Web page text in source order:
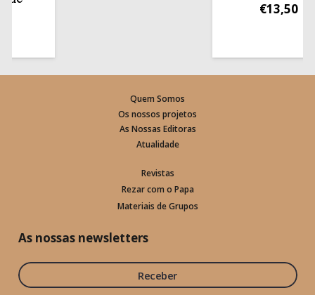
13,50
Quem Somos
Os nossos projetos
As Nossas Editoras
Atualidade
Revistas
Rezar com o Papa
Materiais de Grupos
As nossas newsletters
Receber